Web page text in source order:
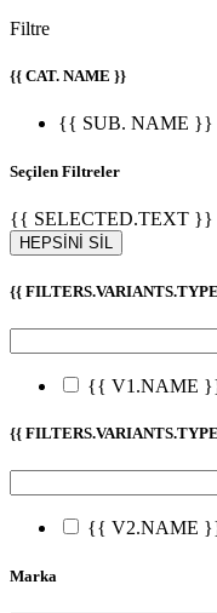
Filtre
{{ CAT. NAME }}
{{ SUB. NAME }}
Seçilen Filtreler
{{ SELECTED.TEXT }}
HEPSİNİ SİL
{{
{{ V1.NAME
{{
{{ V2.NAME
Marka